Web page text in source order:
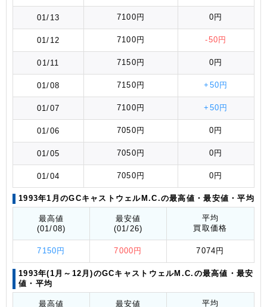
01/13 7100円 0円
01/12 7100円 -50円
01/11 7150円 0円
01/08 7150円 +50円
01/07 7100円 +50円
01/06 7050円 0円
01/05 7050円 0円
01/04 7050円 0円
1993年1月のGCキャストウェルM.C.の最高値 ・最安値 ・平均
最高値
(01/08)
最安値
(01/26)
平均
買取価格
7150円 7000円 7074円
1993年(1月～12月)のGCキャストウェルM.C.の最高値 ・最安
値 ・平均
最高値
最安値
平均